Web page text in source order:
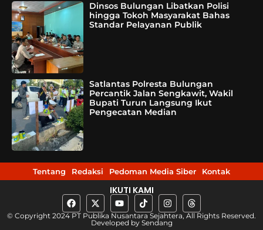
Dinsos Bulungan Libatkan Polisi
hingga Tokoh Masyarakat Bahas
Standar Pelayanan Publik
Satlantas Polresta Bulungan
Percantik Jalan Sengkawit, Wakil
Bupati Turun Langsung Ikut
Pengecatan Median
Tentang Redaksi Pedoman Media Siber Kontak
IKUTI KAMI
© Copyright 2024 PT Publika Nusantara Sejahtera, All Rights Reserved.
Developed by Sendang